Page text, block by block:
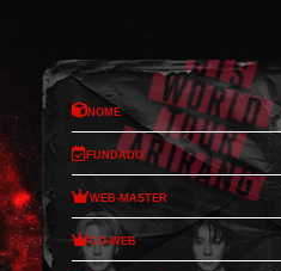
Nome
Fundado
Web-Master
Co-Web